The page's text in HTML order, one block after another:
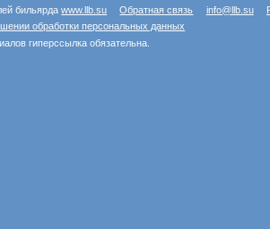
бильярдаwww.llb.su Обратная связь info@llb.su
обработки персональных данных
гиперссылка обязательна.